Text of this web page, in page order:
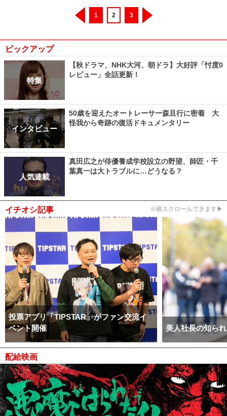
1 2 3
ピックアップ
特集
【秋ドラマ、NHK大河、朝ドラ】大好評「忖度0
レビュー」全話更新！
インタビュー
50歳を迎えたオートレーサー森且行に密着 大
怪我から奇跡の復活ドキュメンタリー
人気連載
真田広之が俳優養成学校設立の野望、師匠・千
葉真一は大トラブルに…どうなる？
イチオシ記事 ※横スクロールできます▶
投票アプリ「TIPSTAR」がファン交流イ
ベント開催
美人社長の知ら
配給映画